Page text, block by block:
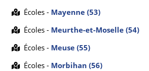
Écoles - Mayenne (53)
Écoles - Meurthe-et-Moselle (54)
Écoles - Meuse (55)
Écoles - Morbihan (56)